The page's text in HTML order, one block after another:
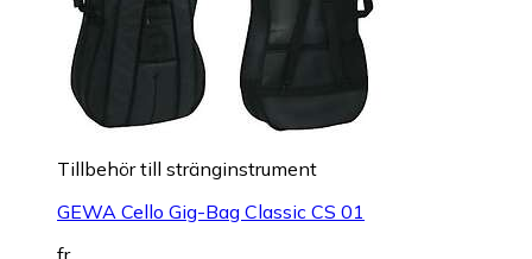
Till­be­hör till stränginstrument
GEWA Cello Gig-Bag Classic CS 01